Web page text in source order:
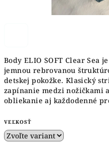
Body ELIO SOFT Clear Sea
jemnou rebrovanou
detskej pokožke. Klasický
zapínanie medzi nožičkami
obliekanie aj každodenné
VEĽKOSŤ